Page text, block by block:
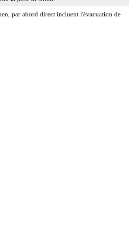
par abord direct incluent l'évacuation de
la toilette péritonéale et/ou la pose de